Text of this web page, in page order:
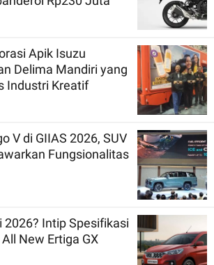
Apik Isuzu
Delima Mandiri yang
Industri Kreatif
V di GIIAS 2026, SUV
Fungsionalitas
2026? Intip Spesifikasi
New Ertiga GX